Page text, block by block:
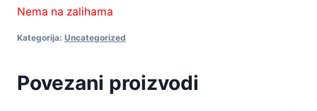
Nema na zalihama
Kategorija: Uncategorized
Povezani proizvodi